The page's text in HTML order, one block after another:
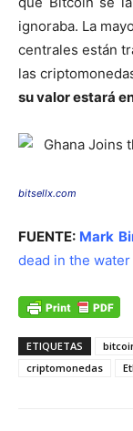
ignoraba. La
centrales están
las
su valor estará
bitsellx.com
FUENTE: Mark
dead in the water
ETIQUETAS
criptomonedas